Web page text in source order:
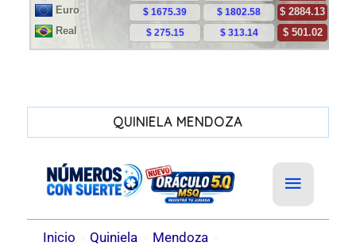
QUINIELA MENDOZA